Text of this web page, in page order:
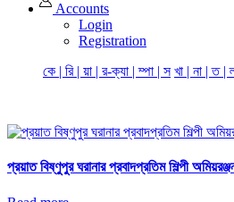
Accounts
Login
Registration
কে | রি | য়া | র-ক্যা | ম্পা | স খা | না | ত |
প্রয়াত বিষ্ণুপুর ঘরানার প্রবাদপ্রতিম শিল্পী